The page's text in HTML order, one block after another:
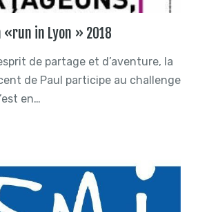
«run in Lyon » 2018
de partage et d’aventure, la
de Paul participe au challenge
en…